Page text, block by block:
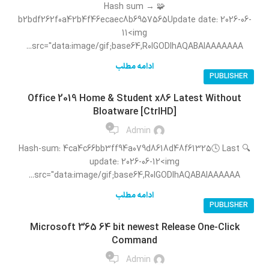
🧩 Hash sum →
b2bdf262f0a42b4f46ecaec8b6957565Update date: 2026-06-
11<img
src="data:image/gif;base64,R0lGODlhAQABAIAAAAAAA...
ادامه مطلب
PUBLISHER
Office 2019 Home & Student x86 Latest Without
Bloatware [CtrlHD]
Admin
0
🔍 Hash-sum: 4ca4c66bb3ff94a079d8618d48f61325🕓 Last
update: 2026-06-12<img
src="data:image/gif;base64,R0lGODlhAQABAIAAAAAA...
ادامه مطلب
PUBLISHER
Microsoft 365 64 bit newest Release One-Click
Command
Admin
0